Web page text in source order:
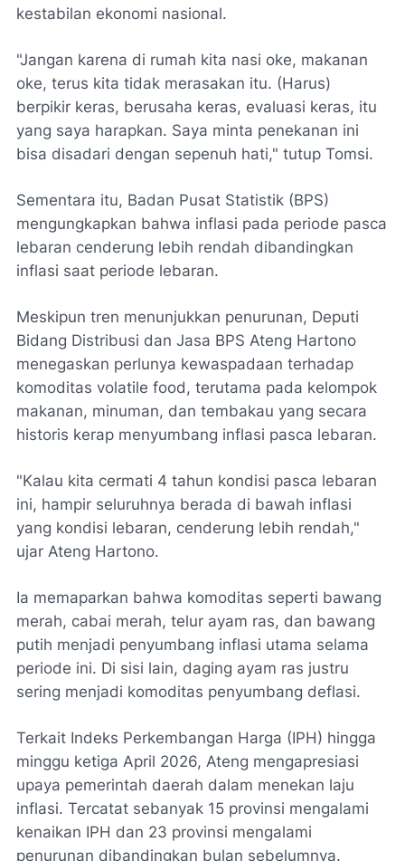
kestabilan ekonomi nasional.
​"Jangan karena di rumah kita nasi oke, makanan
oke, terus kita tidak merasakan itu. (Harus)
berpikir keras, berusaha keras, evaluasi keras, itu
yang saya harapkan. Saya minta penekanan ini
bisa disadari dengan sepenuh hati," tutup Tomsi.
Sementara itu, Badan Pusat Statistik (BPS)
mengungkapkan bahwa inflasi pada periode pasca
lebaran cenderung lebih rendah dibandingkan
inflasi saat periode lebaran.
Meskipun tren menunjukkan penurunan, Deputi
Bidang Distribusi dan Jasa BPS Ateng Hartono
menegaskan perlunya kewaspadaan terhadap
komoditas volatile food, terutama pada kelompok
makanan, minuman, dan tembakau yang secara
historis kerap menyumbang inflasi pasca lebaran.
​"Kalau kita cermati 4 tahun kondisi pasca lebaran
ini, hampir seluruhnya berada di bawah inflasi
yang kondisi lebaran, cenderung lebih rendah,"
ujar Ateng Hartono.
​Ia memaparkan bahwa komoditas seperti bawang
merah, cabai merah, telur ayam ras, dan bawang
putih menjadi penyumbang inflasi utama selama
periode ini. Di sisi lain, daging ayam ras justru
sering menjadi komoditas penyumbang deflasi.
​Terkait Indeks Perkembangan Harga (IPH) hingga
minggu ketiga April 2026, Ateng mengapresiasi
upaya pemerintah daerah dalam menekan laju
inflasi. Tercatat sebanyak 15 provinsi mengalami
kenaikan IPH dan 23 provinsi mengalami
penurunan dibandingkan bulan sebelumnya.